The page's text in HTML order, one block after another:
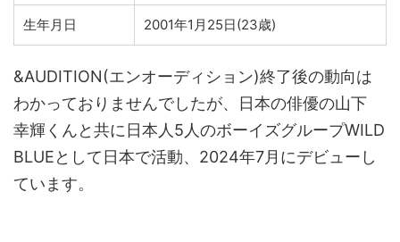
生年月日 2001年1月25日(23歳)
&AUDITION(エンオーディション)終了後の動向は
わかっておりませんでしたが、日本の俳優の山下
幸輝くんと共に日本人5人のボーイズグループWILD
BLUEとして日本で活動、2024年7月にデビューし
ています。